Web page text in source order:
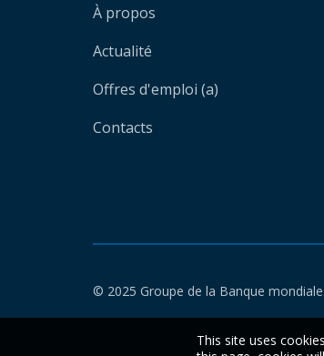
À propos
Actualité
Offres d'emploi (a)
Contacts
© 2025 Groupe de la Banque
This site uses